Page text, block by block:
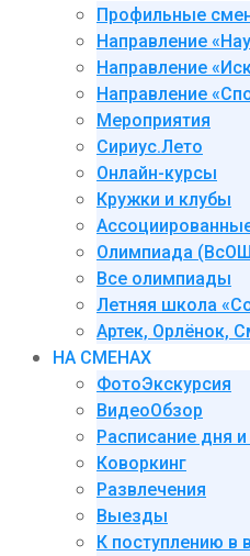
Профильные
Направление
Направление
Направление
Мероприятия
Сириус.Лето
Онлайн-курсы
Кружки и клубы
Олимпиада
Все олимпиады
Летняя школа
Артек, Орлёнок,
НА СМЕНАХ
ФотоЭкскурсия
ВидеоОбзор
Расписание дня
Коворкинг
Развлечения
Выезды
К поступлению в